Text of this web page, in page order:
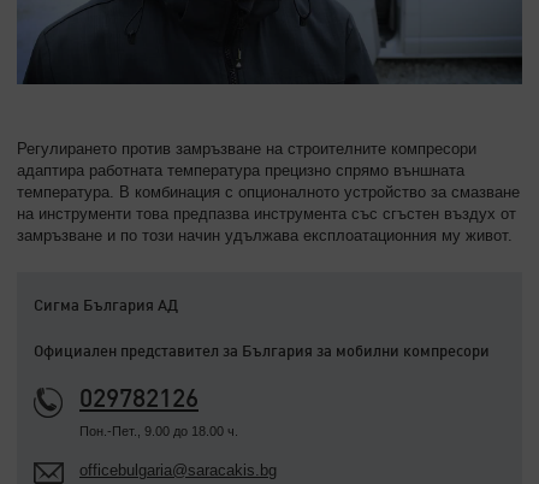
Регулирането против замръзване на строителните компресори
адаптира работната температура прецизно спрямо външната
температура. В комбинация с опционалното устройство за смазване
на инструменти това предпазва инструмента със сгъстен въздух от
замръзване и по този начин удължава експлоатационния му живот.
Сигма България АД
Официален представител за България за мобилни компресори
029782126
Пон.-Пет., 9.00 до 18.00 ч.
officebulgaria@saracakis.bg